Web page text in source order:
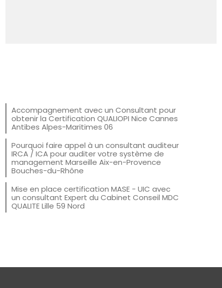
Accompagnement avec un Consultant pour
obtenir la Certification QUALIOPI Nice Cannes
Antibes Alpes-Maritimes 06
Pourquoi faire appel à un consultant auditeur
IRCA / ICA pour auditer votre système de
management Marseille Aix-en-Provence
Bouches-du-Rhône
Mise en place certification MASE - UIC avec
un consultant Expert du Cabinet Conseil MDC
QUALITE Lille 59 Nord